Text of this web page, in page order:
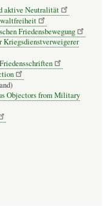
aktive Neutralität
Friedensbewegung
Kriegs­dienst­ver­wei­gerer
Objectors from Military